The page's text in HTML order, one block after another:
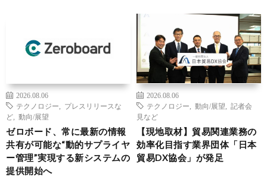
2026.08.06
テクノロジー
プレスリリースな
ど
動向/展望
ゼロボード、常に最新の情報
共有が可能な“動的サプライヤ
ー管理”実現する新システムの
提供開始へ
2026.08.06
テクノロジー
動向/展望
記者会
見など
【現地取材】貿易関連業務の
効率化目指す業界団体「日本
貿易DX協会」が発足